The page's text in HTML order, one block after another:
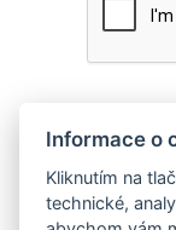
I accept
Informace o
Kliknutím na
technické,